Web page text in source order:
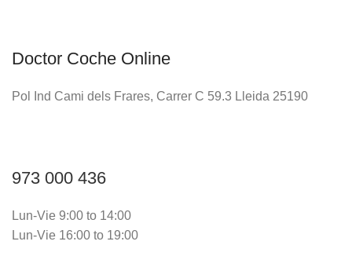
Doctor Coche Online
Pol Ind Cami dels Frares, Carrer C 59.3 Lleida 25190
973 000 436
Lun-Vie 9:00 to 14:00
Lun-Vie 16:00 to 19:00